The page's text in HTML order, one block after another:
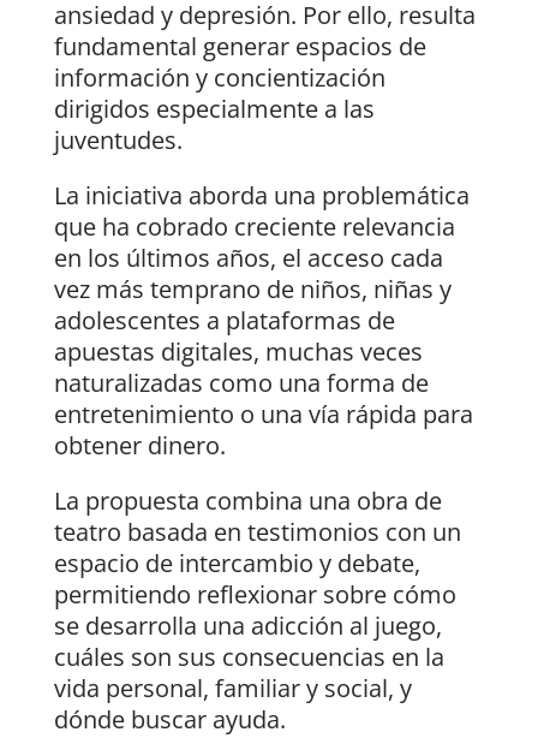
ansiedad y depresión. Por ello, resulta
fundamental generar espacios de
información y concientización
dirigidos especialmente a las
juventudes.
La iniciativa aborda una problemática
que ha cobrado creciente relevancia
en los últimos años, el acceso cada
vez más temprano de niños, niñas y
adolescentes a plataformas de
apuestas digitales, muchas veces
naturalizadas como una forma de
entretenimiento o una vía rápida para
obtener dinero.
La propuesta combina una obra de
teatro basada en testimonios con un
espacio de intercambio y debate,
permitiendo reflexionar sobre cómo
se desarrolla una adicción al juego,
cuáles son sus consecuencias en la
vida personal, familiar y social, y
dónde buscar ayuda.